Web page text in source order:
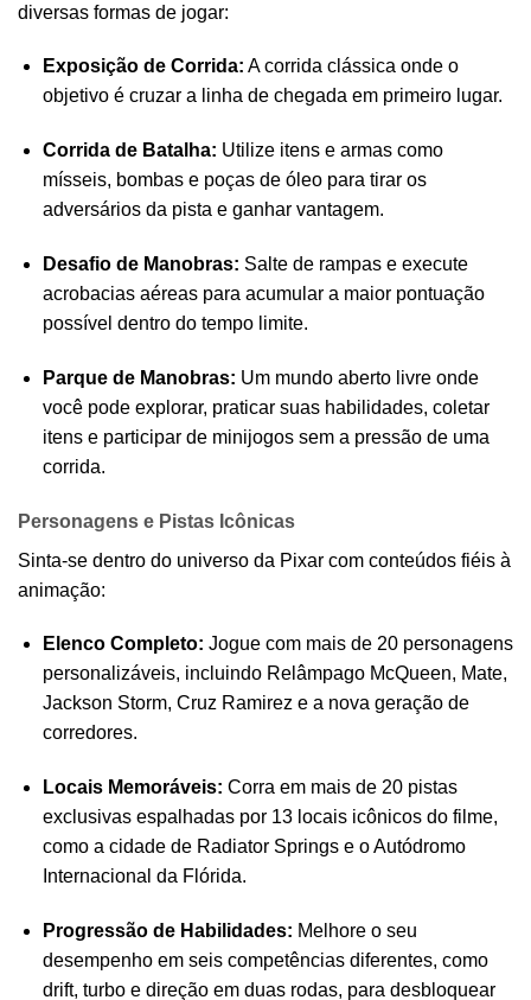
diversas formas de jogar:
Exposição de Corrida: A corrida clássica onde o
objetivo é cruzar a linha de chegada em primeiro lugar.
Corrida de Batalha: Utilize itens e armas como
mísseis, bombas e poças de óleo para tirar os
adversários da pista e ganhar vantagem.
Desafio de Manobras: Salte de rampas e execute
acrobacias aéreas para acumular a maior pontuação
possível dentro do tempo limite.
Parque de Manobras: Um mundo aberto livre onde
você pode explorar, praticar suas habilidades, coletar
itens e participar de minijogos sem a pressão de uma
corrida.
Personagens e Pistas Icônicas
Sinta-se dentro do universo da Pixar com conteúdos fiéis à
animação:
Elenco Completo: Jogue com mais de 20 personagens
personalizáveis, incluindo Relâmpago McQueen, Mate,
Jackson Storm, Cruz Ramirez e a nova geração de
corredores.
Locais Memoráveis: Corra em mais de 20 pistas
exclusivas espalhadas por 13 locais icônicos do filme,
como a cidade de Radiator Springs e o Autódromo
Internacional da Flórida.
Progressão de Habilidades: Melhore o seu
desempenho em seis competências diferentes, como
drift, turbo e direção em duas rodas, para desbloquear